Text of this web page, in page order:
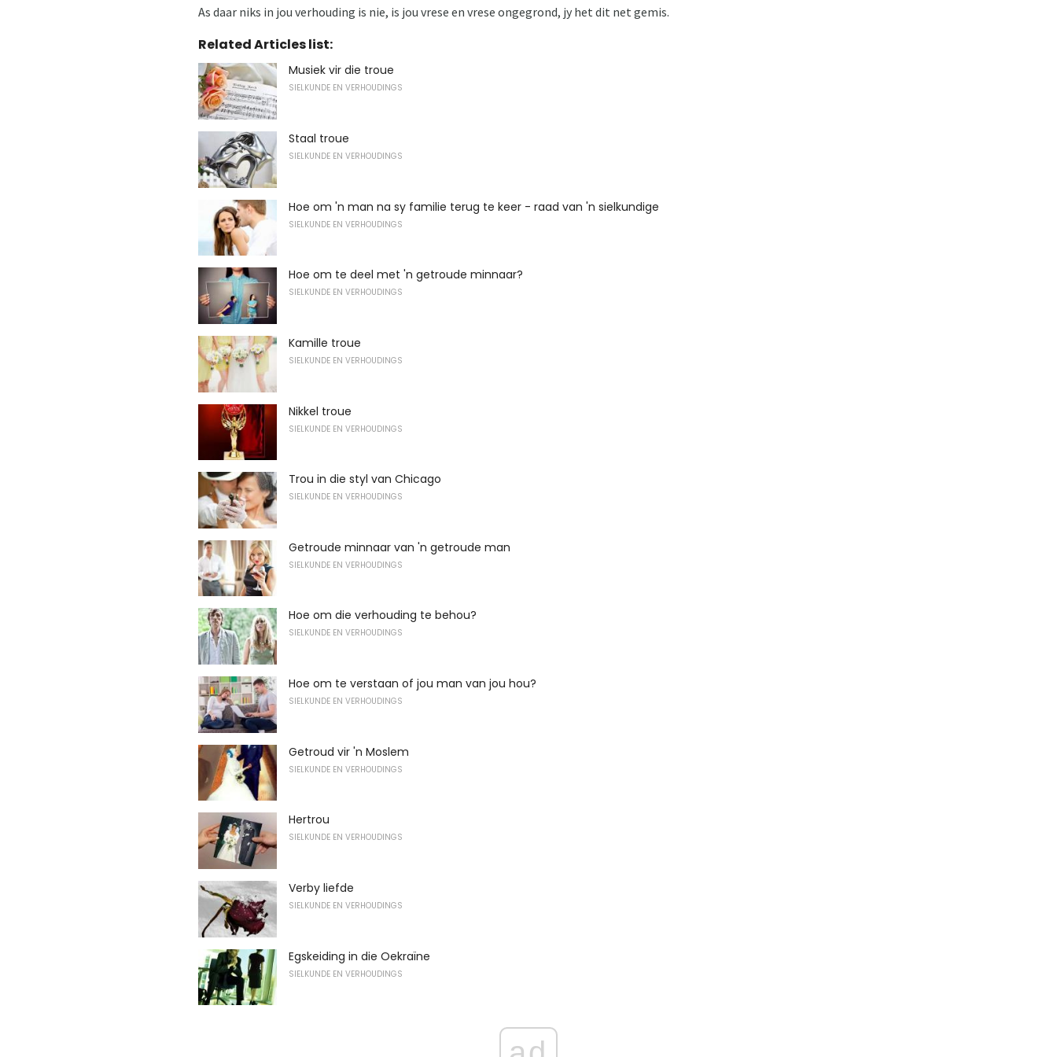
As daar niks in jou verhouding is nie, is jou vrese en vrese ongegrond, jy het dit net gemis.
Related Articles list:
Musiek vir die troue
SIELKUNDE EN VERHOUDINGS
Staal troue
SIELKUNDE EN VERHOUDINGS
Hoe om 'n man na sy familie terug te keer - raad van 'n sielkundige
SIELKUNDE EN VERHOUDINGS
Hoe om te deel met 'n getroude minnaar?
SIELKUNDE EN VERHOUDINGS
Kamille troue
SIELKUNDE EN VERHOUDINGS
Nikkel troue
SIELKUNDE EN VERHOUDINGS
Trou in die styl van Chicago
SIELKUNDE EN VERHOUDINGS
Getroude minnaar van 'n getroude man
SIELKUNDE EN VERHOUDINGS
Hoe om die verhouding te behou?
SIELKUNDE EN VERHOUDINGS
Hoe om te verstaan ​​of jou man van jou hou?
SIELKUNDE EN VERHOUDINGS
Getroud vir 'n Moslem
SIELKUNDE EN VERHOUDINGS
Hertrou
SIELKUNDE EN VERHOUDINGS
Verby liefde
SIELKUNDE EN VERHOUDINGS
Egskeiding in die Oekraïne
SIELKUNDE EN VERHOUDINGS